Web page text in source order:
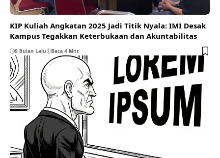
KIP Kuliah Angkatan 2025 Jadi Titik Nyala: IMI Desak
Kampus Tegakkan Keterbukaan dan Akuntabilitas
9 Bulan Lalu Baca 4 Mnt